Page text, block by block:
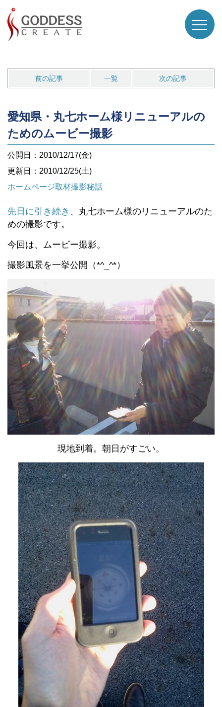
前の記事 一覧 次の記事
愛知県・丸七ホーム様リニューアルの
ためのムービー撮影
公開日：2010/12/17(金)
更新日：2010/12/25(土)
ホームページ取材撮影秘話
先日に引き続き 、丸七ホーム様のリニューアルのた
めの撮影です。
今回は、ムービー撮影。
撮影風景を一挙公開（*^_^*）
現地到着。朝日がすごい。